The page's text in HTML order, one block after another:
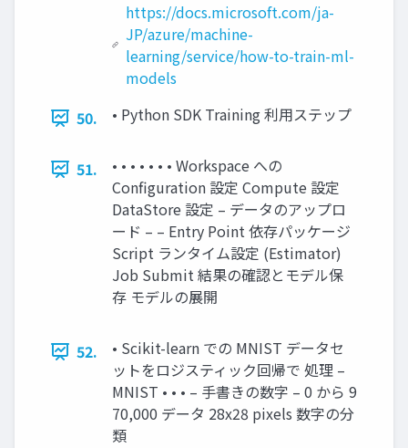
https://docs.microsoft.com/ja-
JP/azure/machine-
learning/service/how-to-train-ml-
models
50.
• Python SDK Training 利⽤ステップ
51.
• • • • • • • Workspace への
Configuration 設定 Compute 設定
DataStore 設定 – データのアップロ
ード – – Entry Point 依存パッケージ
Script ランタイム設定 (Estimator)
Job Submit 結果の確認とモデル保
存 モデルの展開
52.
• Scikit-learn での MNIST データセ
ットをロジスティック回帰で 処理 –
MNIST • • • – ⼿書きの数字 – 0 から 9
70,000 データ 28x28 pixels 数字の分
類